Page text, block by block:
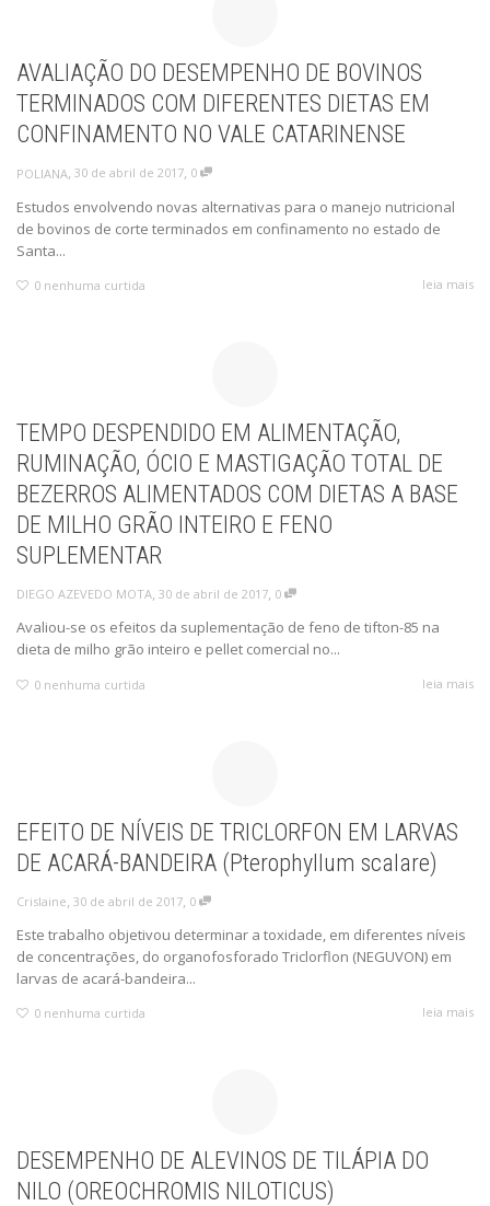
AVALIAÇÃO DO DESEMPENHO DE BOVINOS
TERMINADOS COM DIFERENTES DIETAS EM
CONFINAMENTO NO VALE CATARINENSE
POLIANA, 30 de abril de 2017, 0
Estudos envolvendo novas alternativas para o manejo nutricional
de bovinos de corte terminados em confinamento no estado de
Santa...
0 nenhuma curtida leia mais
TEMPO DESPENDIDO EM ALIMENTAÇÃO,
RUMINAÇÃO, ÓCIO E MASTIGAÇÃO TOTAL DE
BEZERROS ALIMENTADOS COM DIETAS A BASE
DE MILHO GRÃO INTEIRO E FENO
SUPLEMENTAR
DIEGO AZEVEDO MOTA, 30 de abril de 2017, 0
Avaliou-se os efeitos da suplementação de feno de tifton-85 na
dieta de milho grão inteiro e pellet comercial no...
0 nenhuma curtida leia mais
EFEITO DE NÍVEIS DE TRICLORFON EM LARVAS
DE ACARÁ-BANDEIRA (Pterophyllum scalare)
Crislaine 30 de abril de 2017 0
Este trabalho objetivou determinar a toxidade, em diferentes níveis
de concentrações, do organofosforado Triclorflon (NEGUVON) em
larvas de acará-bandeira...
0 nenhuma curtida leia mais
DESEMPENHO DE ALEVINOS DE TILÁPIA DO
NILO (OREOCHROMIS NILOTICUS)